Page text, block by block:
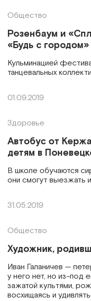
Общество
Розенбаум и
«Будь с городом»
Кульминацией
танцевальных
01.09.2019
Здоровье
Автобус от
детям в
В школе обучаются
они смогут выезжать
31.05.2019
Общество
Художник,
Иван Галаничев —
у него нет, но из-под
зажатой культями,
восхищаясь и